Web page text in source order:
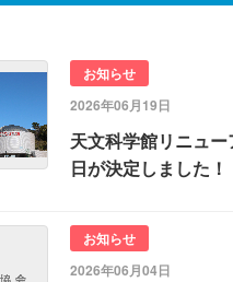
お知らせ
2026年06月19日
天文科学館リニュ
日が決定しました！
お知らせ
2026年06月04日